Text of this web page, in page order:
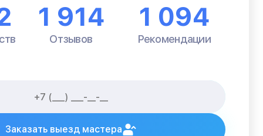
1 914
Отзывов
1 094
Рекомендации
Заказать выезд мастера